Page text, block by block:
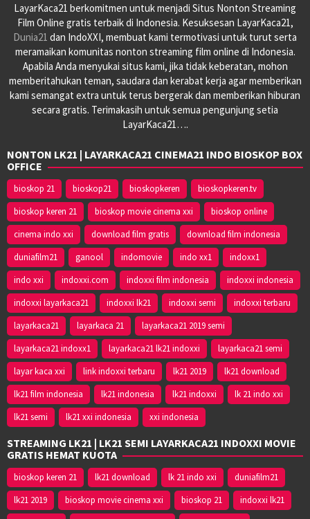
LayarKaca21 berkomitmen untuk menjadi Situs Nonton Streaming
Film Online gratis terbaik di Indonesia. Kesuksesan LayarKaca21,
Dunia21 dan IndoXXI, membuat kami termotivasi untuk turut serta
meramaikan komunitas nonton streaming film online di Indonesia.
Apabila Anda menyukai situs kami, jika tidak keberatan, mohon
memberitahukan teman, saudara dan kerabat kerja agar memberikan
kami semangat extra untuk terus bergerak dan memberikan hiburan
secara gratis. Terimakasih untuk semua pengunjung setia
LayarKaca21….
NONTON LK21 | LAYARKACA21 CINEMA21 INDO BIOSKOP BOX
OFFICE
bioskop 21 bioskop21 bioskopkeren
bioskopkeren.tv
bioskop keren 21
bioskop movie cinema xxi
bioskop online
cinema indo xxi
download film gratis
download film indonesia
duniafilm21
ganool indomovie indo xx1
indoxx1
indo xxi
indoxxi.com indoxxi film indonesia
indoxxi indonesia
indoxxi layarkaca21
indoxxi lk21 indoxxi semi
indoxxi terbaru
layarkaca21
layarkaca 21
layarkaca21 2019 semi
layarkaca21 indoxx1
layarkaca21 lk21 indoxxi
layarkaca21 semi
layar kaca xxi
link indoxxi terbaru lk21 2019
lk21 download
lk21 film indonesia
lk21 indonesia lk21 indoxxi
lk 21 indo xxi
lk21 semi
lk21 xxi indonesia xxi indonesia
STREAMING LK21 | LK21 SEMI LAYARKACA21 INDOXXI MOVIE
GRATIS HEMAT KUOTA
bioskop keren 21 lk21 download lk 21 indo xxi
duniafilm21
lk21 2019
bioskop movie cinema xxi bioskop 21
indoxxi lk21